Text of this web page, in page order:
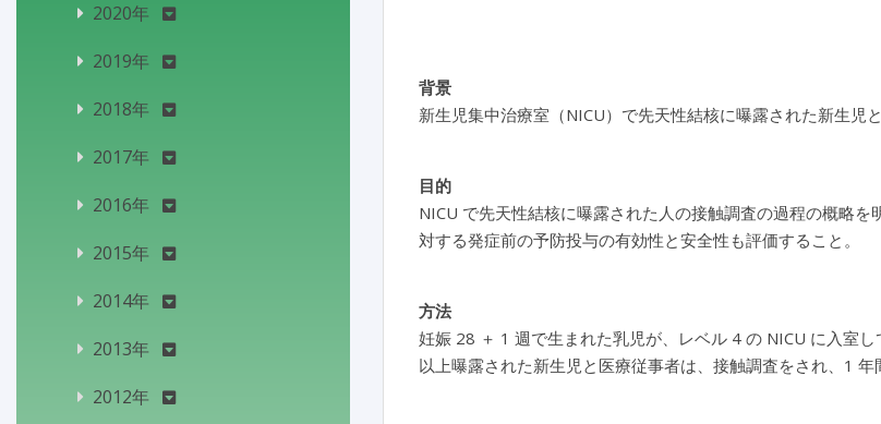
背景
新生児集中治療室（NICU）で先天性結核に曝露された新生児
目的
NICU で先天性結核に曝露された人の接触調査の過程の概略
対する発症前の予防投与の有効性と安全性も評価すること。
方法
妊娠 28 ＋ 1 週で生まれた乳児が、レベル 4 の NICU に入室
以上曝露された新生児と医療従事者は、接触調査をされ、1 年
2020年
2019年
2018年
2017年
2016年
2015年
2014年
2013年
2012年